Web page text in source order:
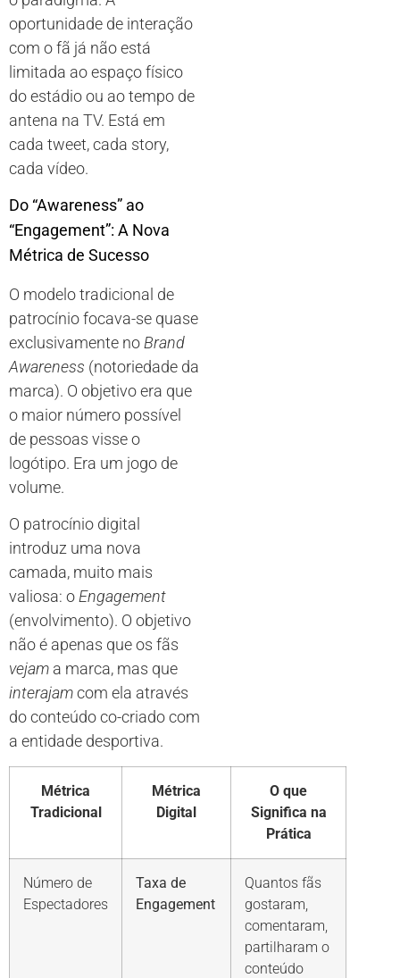
oportunidade de interação
com o fã já não está
limitada ao espaço físico
do estádio ou ao tempo de
antena na TV. Está em
cada tweet, cada story,
cada vídeo.
Do “Awareness” ao
“Engagement”: A Nova
Métrica de Sucesso
O modelo tradicional de
patrocínio focava-se quase
exclusivamente no Brand
Awareness (notoriedade da
marca). O objetivo era que
o maior número possível
de pessoas visse o
logótipo. Era um jogo de
volume.
O patrocínio digital
introduz uma nova
camada, muito mais
valiosa: oEngagement
(envolvimento). O objetivo
não é apenas que os fãs
vejam a marca, mas que
interajamcom ela através
do conteúdo co-criado com
a entidade desportiva.
Métrica
Tradicional
Métrica
Digital
O que
Significa na
Prática
Número de
Espectadores
Taxa de
Engagement
Quantos fãs
gostaram,
comentaram,
partilharam o
conteúdo